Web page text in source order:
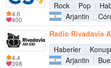
Rock
Pop
Arjantin
4.6
400
Radio Rivadavia
Haberler
Arjantin
4.4
398